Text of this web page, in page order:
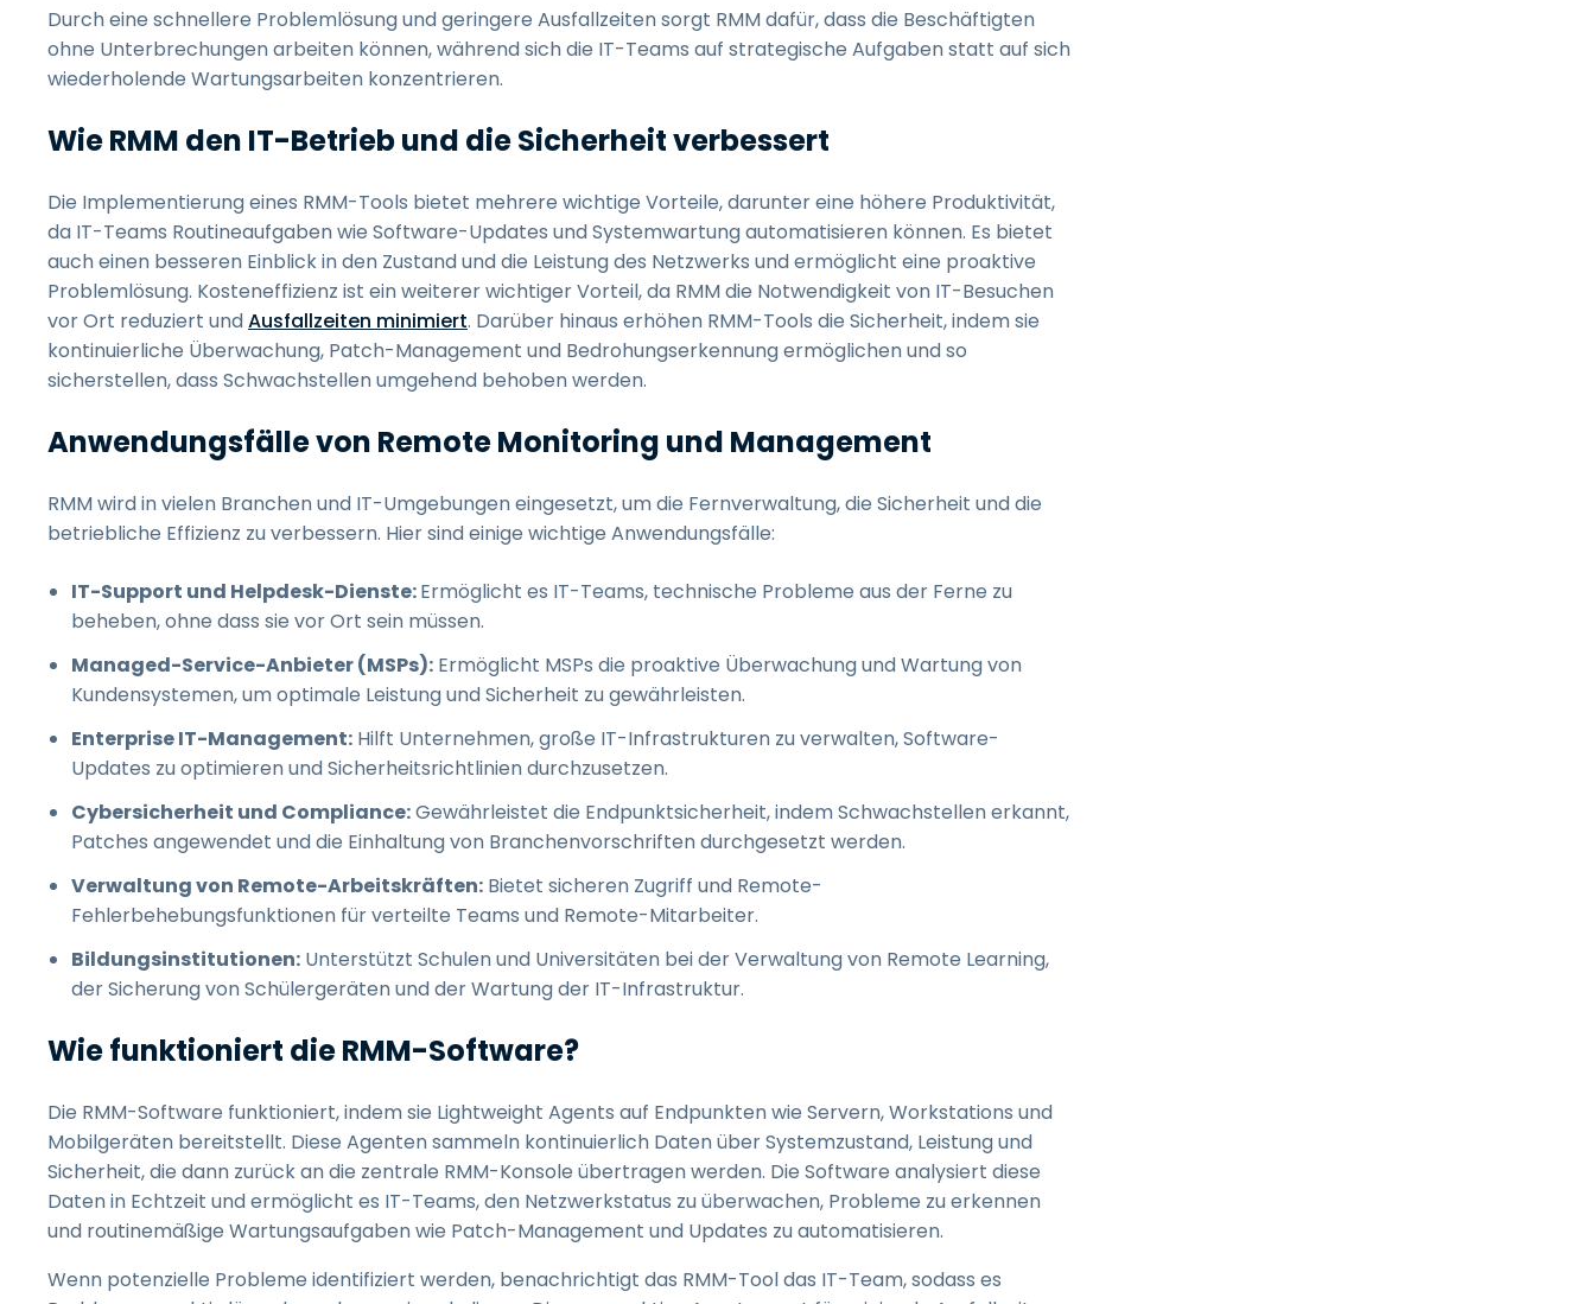
Durch eine schnellere Problemlösung und geringere Ausfallzeiten sorgt RMM dafür, dass die Beschäftigten
ohne Unterbrechungen arbeiten können, während sich die IT-Teams auf strategische Aufgaben statt auf sich
wiederholende Wartungsarbeiten konzentrieren.
Wie RMM den IT-Betrieb und die Sicherheit verbessert
Die Implementierung eines RMM-Tools bietet mehrere wichtige Vorteile, darunter eine höhere Produktivität,
da IT-Teams Routineaufgaben wie Software-Updates und Systemwartung automatisieren können. Es bietet
auch einen besseren Einblick in den Zustand und die Leistung des Netzwerks und ermöglicht eine proaktive
Problemlösung. Kosteneffizienz ist ein weiterer wichtiger Vorteil, da RMM die Notwendigkeit von IT-Besuchen
vor Ort reduziert undAusfallzeiten minimiert. Darüber hinaus erhöhen RMM-Tools die Sicherheit, indem sie
kontinuierliche Überwachung, Patch-Management und Bedrohungserkennung ermöglichen und so
sicherstellen, dass Schwachstellen umgehend behoben werden.
Anwendungsfälle von Remote Monitoring und Management
RMM wird in vielen Branchen und IT-Umgebungen eingesetzt, um die Fernverwaltung, die Sicherheit und die
betriebliche Effizienz zu verbessern. Hier sind einige wichtige Anwendungsfälle:
IT-Support und Helpdesk-Dienste:Ermöglicht es IT-Teams, technische Probleme aus der Ferne zu
beheben, ohne dass sie vor Ort sein müssen.
Managed-Service-Anbieter (MSPs): Ermöglicht MSPs die proaktive Überwachung und Wartung von
Kundensystemen, um optimale Leistung und Sicherheit zu gewährleisten.
Enterprise IT-Management: Hilft Unternehmen, große IT-Infrastrukturen zu verwalten, Software-
Updates zu optimieren und Sicherheitsrichtlinien durchzusetzen.
Cybersicherheit und Compliance:Gewährleistet die Endpunktsicherheit, indem Schwachstellen erkannt,
Patches angewendet und die Einhaltung von Branchenvorschriften durchgesetzt werden.
Verwaltung von Remote-Arbeitskräften: Bietet sicheren Zugriff und Remote-
Fehlerbehebungsfunktionen für verteilte Teams und Remote-Mitarbeiter.
Bildungsinstitutionen: Unterstützt Schulen und Universitäten bei der Verwaltung von Remote Learning,
der Sicherung von Schülergeräten und der Wartung der IT-Infrastruktur.
Wie funktioniert die RMM-Software?
Die RMM-Software funktioniert, indem sie Lightweight Agents auf Endpunkten wie Servern, Workstations und
Mobilgeräten bereitstellt. Diese Agenten sammeln kontinuierlich Daten über Systemzustand, Leistung und
Sicherheit, die dann zurück an die zentrale RMM-Konsole übertragen werden. Die Software analysiert diese
Daten in Echtzeit und ermöglicht es IT-Teams, den Netzwerkstatus zu überwachen, Probleme zu erkennen
und routinemäßige Wartungsaufgaben wie Patch-Management und Updates zu automatisieren.
Wenn potenzielle Probleme identifiziert werden, benachrichtigt das RMM-Tool das IT-Team, sodass es